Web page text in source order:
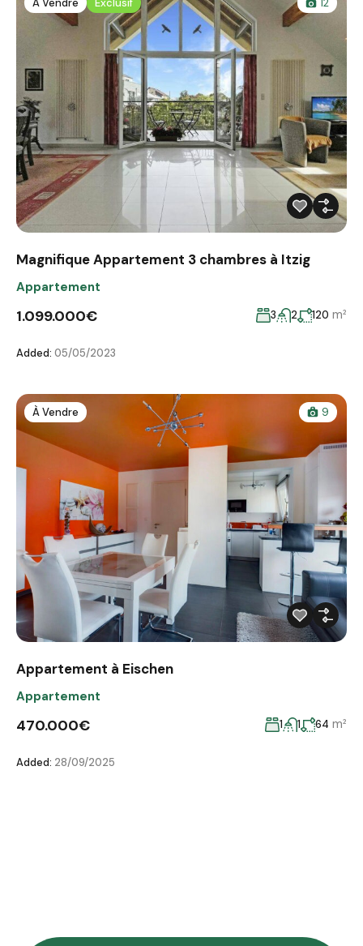
À Vendre Exclusif 12
Magnifique Appartement 3 chambres à Itzig
Appartement
1.099.000€ 3 2 120 m²
Added: 05/05/2023
À Vendre 9
Appartement à Eischen
Appartement
470.000€ 1 1 64 m²
Added: 28/09/2025